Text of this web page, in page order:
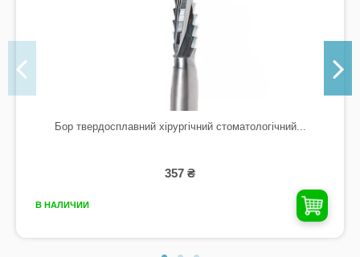
Бор твердосплавний хірургічний стоматологічний...
357 ₴
В НАЛИЧИИ